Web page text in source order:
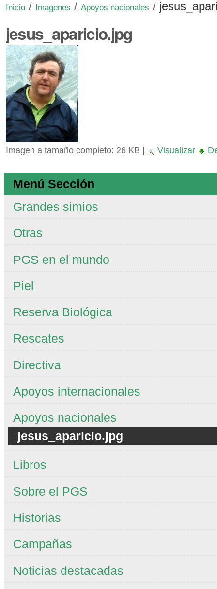
Inicio / Imagenes / Apoyos nacionales /
jesus_aparicio.jpg
Imagen a tamaño completo: 26 KB | Visualizar
Menú Sección
Grandes simios
Otras
PGS en el mundo
Piel
Reserva Biológica
Rescates
Directiva
Apoyos internacionales
Apoyos nacionales
jesus_aparicio.jpg
Libros
Sobre el PGS
Historias
Campañas
Noticias destacadas